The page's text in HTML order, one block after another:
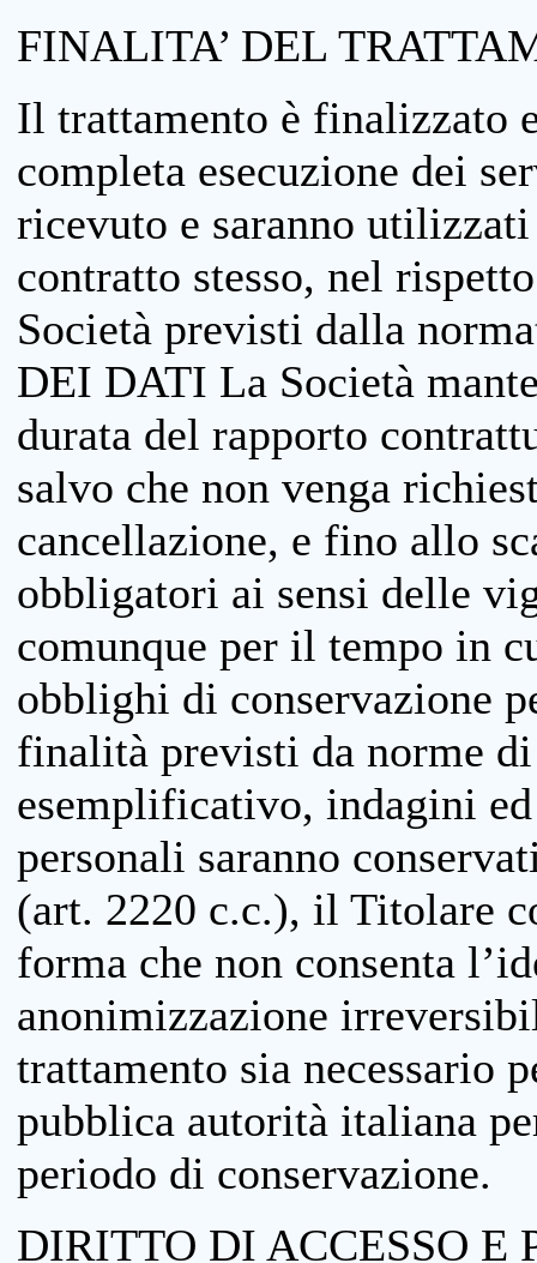
FINALITA’ DEL
Il trattamento è finalizzato
completa esecuzione dei
ricevuto e saranno
contratto stesso, nel
Società previsti dalla
DEI DATI La Società
durata del rapporto
salvo che non venga
cancellazione, e fino allo
obbligatori ai sensi delle
comunque per il tempo in
obblighi di conservazione
finalità previsti da norme
esemplificativo, indagini
personali saranno
(art. 2220 c.c.), il Titolare
forma che non consenta
anonimizzazione
trattamento sia necessario
pubblica autorità italiana
periodo di conservazione.
DIRITTO DI ACCESSO